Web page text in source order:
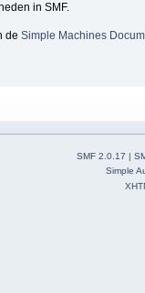
in SMF.
de Simple Machines
SMF 2.0.17 |
Simple